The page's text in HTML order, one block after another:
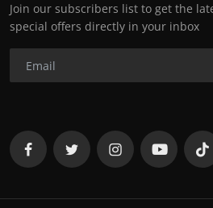
Join our subscribers list to get the
special offers directly in your inbox